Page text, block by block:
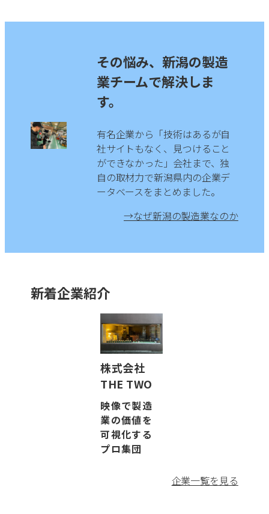
その悩み、新潟の製造
業チームで解決しま
す。
有名企業から「技術はあるが自
社サイトもなく、見つけること
ができなかった」会社まで、独
自の取材力で新潟県内の企業デ
ータベースをまとめました。
→なぜ新潟の製造業なのか
新着企業紹介
株式会社
THE TWO
映像で製造
業の価値を
可視化する
プロ集団
企業一覧を見る
すべて
鋳造
溶接・板金
切削加工
表面処理
電気・電子部品製造
基板製造
キーワード
24時間稼働
FDA認証
GMP対応